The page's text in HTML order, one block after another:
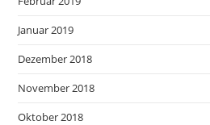
Januar 2019
Dezember 2018
November 2018
Oktober 2018